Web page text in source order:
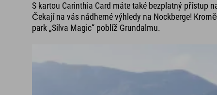
S kartou Carinthia Card máte také bezplatný přístup
Čekají na vás nádherné výhledy na Nockberge!
park „Silva Magic“ poblíž Grundalmu.